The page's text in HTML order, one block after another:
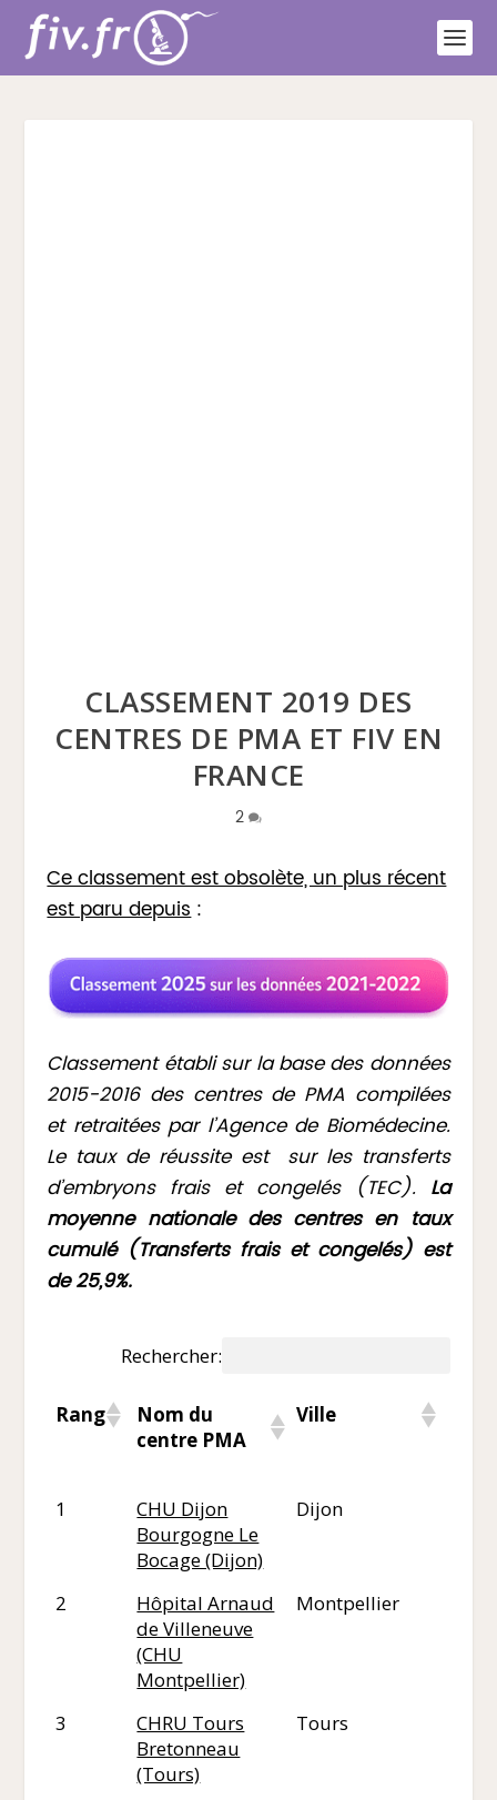
CLASSEMENT 2019 DES
CENTRES DE PMA ET FIV EN
FRANCE
2
Ce classement est obsolète, un plus récent
est paru depuis:
Classement établi sur la base des données
2015-2016 des centres de PMA compilées
et retraitées par l’Agence de Biomédecine.
Le taux de réussite est sur les transferts
d’embryons frais et congelés (TEC). La
moyenne nationale des centres en taux
cumulé (Transferts frais et congelés) est
de 25,9%.
Rechercher:
Rang
Nom du
centre PMA
Ville
1
CHU Dijon
Bourgogne Le
Bocage (Dijon)
Dijon
2
Hôpital Arnaud
de Villeneuve
(CHU
Montpellier)
Montpellier
3
CHRU Tours
Bretonneau
(Tours)
Tours